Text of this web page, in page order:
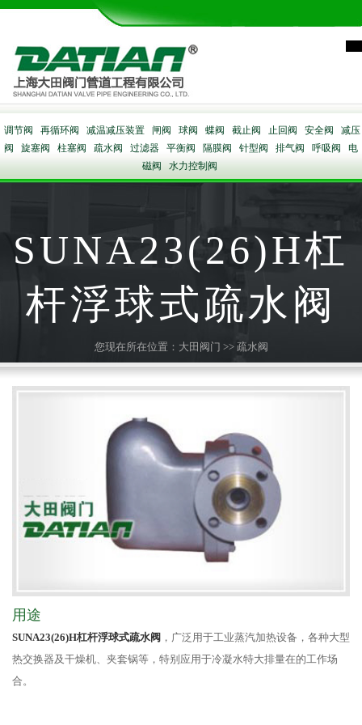
调节阀 再循环阀 减温减压装置 闸阀 球阀 蝶阀 截止阀 止回阀 安全阀
减压
阀
旋塞阀 柱塞阀 疏水阀 过滤器 平衡阀 隔膜阀 针型阀 排气阀 呼吸阀
电
磁阀
水力控制阀
SUNA23(26)H杠
杆浮球式疏水阀
您现在所在位置： 大田阀门 >> 疏水阀
用途
SUNA23(26)H杠杆浮球式疏水阀 ，广泛用于工业蒸汽加热设备，各种大型
热交换器及干燥机、夹套锅等，特别应用于冷凝水特大排量在的工作场
合。